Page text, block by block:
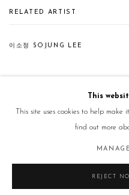
RELATED ARTIST
이소정 SOJUNG LEE
This
This site uses cookies to help
find out more
REJECT